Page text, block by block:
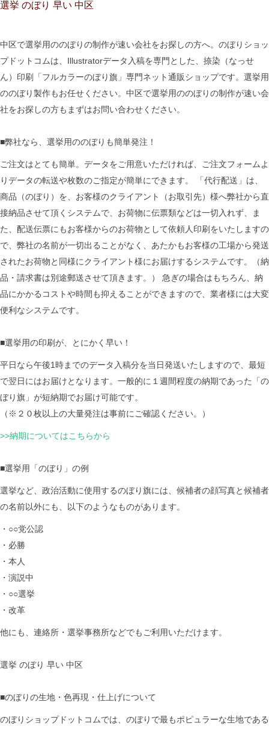
選挙 のぼり 早い 中区
中区で選挙用ののぼりの制作が速い会社をお探しの方へ。のぼりショッ
プドットコムは、Illustratorデータ入稿を専門とした、捺染（なっせ
ん）印刷「フルカラーのぼり旗」専門ネット通販ショップです。選挙用
ののぼり製作もお任せください。中区で選挙用ののぼりの制作が速い会
社をお探しの方もまずはお問い合わせください。
■弊社なら、選挙用ののぼりも簡単発注！
ご注文はとても簡単。データをご用意いただければ、ご注文フォームよ
りデータの転送や枚数のご指定が簡単にできます。 「代行配送」は、
商品（のぼり）を、お客様のクライアント（お取引先）様へ弊社から直
接納品させて頂くシステムで、お荷物に伝票類などは一切入れず、ま
た、配送伝票にもお客様からのお荷物として依頼人印刷をいたしますの
で、弊社の名前が一切出ることがなく、あたかもお客様の工場から発送
されたお荷物と同様にクライアント様にお届けするシステムです。（納
品・請求書は別途郵送させて頂きます。） 急ぎの場合はもちろん、納
品にかかるコストや時間も抑えることができますので、業者様には大変
便利なシステムです。
■選挙用の印刷が、とにかく早い！
平日なら午後1時までのデータ入稿分を当日発送いたしますので、最短
で翌日にはお届けとなります。一般的に１週間程度の納期であった「の
ぼり旗」が短納期でお届け可能です。
（※２０枚以上の大量発注は事前にご確認ください。）
>>納期についてはこちらから
■選挙用「のぼり」の例
選挙など、政治活動に使用するのぼり旗には、候補者の顔写真と候補者
の名前以外にも、以下のようなものがあります。
・○○党公認
・必勝
・本人
・演説中
・○○選挙
・改革
他にも、連絡所・選挙事務所などでもご利用いただけます。
選挙 のぼり 早い 中区
■のぼりの生地・色再現・仕上げについて
のぼりショップドットコムでは、のぼりで最もポピュラーな生地である